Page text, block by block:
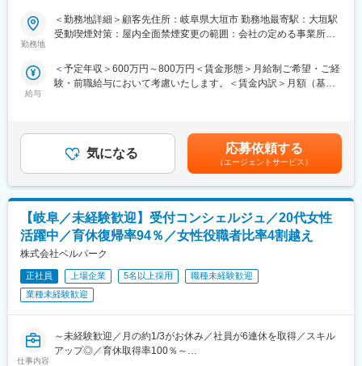
※リモート一部可
※出張、現地の夜間作業あり
大垣駅からバス
※車通勤をご希望の方は一度面接内でご相談ください。
ます。
WEBにて実施のカジュアルな面接（1回）になります。
◆エスユーエスとはどんな会社？
株式会社エスユーエスは、IT・機械・電気電子分野の技術者派
遣、受託開発、最先端のXR（VR/AR/MR）・AI開発などを手がけ
る総合エンジニアリング企業です。
名古屋オフィスにおいては約250名のエンジニアが在籍し、もの
づくりからシステム開発、AI・XR分野まで幅広く対応。常に最新
技術を取り入れ、
ます。
勤務地
＜勤務地詳細＞顧客先住所：岐阜県大垣市 勤務地最寄駅：大垣駅
受動喫煙対策：屋内全面禁煙変更の範囲：会社の定める事業所
給与
＜予定年収＞600万円～800万円＜賃金形態＞月給制ご希望・ご経
験・前職給与において考慮いたします。＜賃金内訳＞月額（基本
回（7月・12月） 昨年度実績：約3.4ヶ月／年賃金はあくまでも
目安の金額であり、選考を通じて上下する可能性があります。月
給(月額)は固定手当を含めた表記です。
気になる 応募依頼する
（エージェントサービス）
【岐阜／未経験歓迎】受付コンシェルジュ／20代女性
活躍中／育休復帰率94％／女性役職者比率4割越え
株式会社ベルパーク
正社員 上場企業 5名以上採用
職種未経験歓迎
業種未経験歓迎
仕事内容
～未経験歓迎／月の約1/3がお休み／社員が6連休を取得／スキル
アップ◎／育休取得率100％～